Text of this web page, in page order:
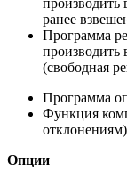
ранее
Программа
производить
(свободная
Программа
Функция
отклонениям)
Опции